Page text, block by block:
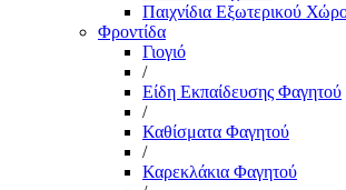
Παιχνίδια Εξωτερικού
Φροντίδα
Γιογιό
/
Είδη Εκπαίδευσης Φαγητού
/
Καθίσματα Φαγητού
/
Καρεκλάκια Φαγητού